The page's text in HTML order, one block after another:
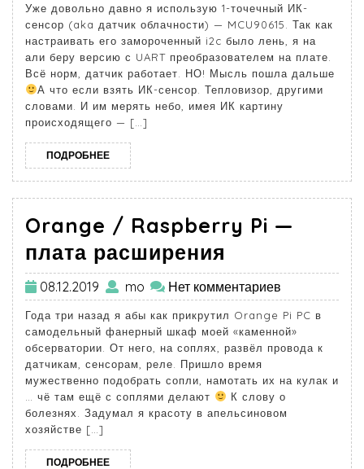
Уже довольно давно я использую 1-точечный ИК-
сенсор (aka датчик облачности) — MCU90615. Так как
настраивать его замороченный i2c было лень, я на
али беру версию с UART преобразователем на плате.
Всё норм, датчик работает. НО! Мысль пошла дальше
А что если взять ИК-сенсор. Тепловизор, другими
словами. И им мерять небо, имея ИК картину
происходящего — […]
ПОДРОБНЕЕ
Orange / Raspberry Pi —
плата расширения
08.12.2019 mo Нет комментариев
Года три назад я абы как прикрутил Orange Pi PC в
самодельный фанерный шкаф моей «каменной»
обсерватории. От него, на соплях, развёл провода к
датчикам, сенсорам, реле. Пришло время
мужественно подобрать сопли, намотать их на кулак и
… чё там ещё с соплями делают
К слову о
болезнях. Задумал я красоту в апельсиновом
хозяйстве […]
ПОДРОБНЕЕ